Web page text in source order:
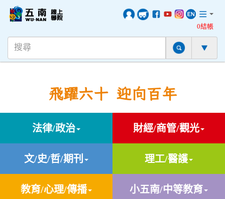
0結帳
飛躍六十 迎向百年
法律/政治 財經/商管/觀光
文/史/哲/期刊 理工/醫護
教育/心理/傳播 小五南/中等教育